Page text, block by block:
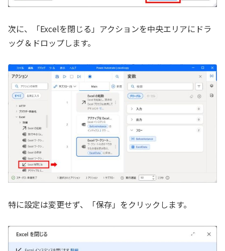
次に、「Excelを閉じる」アクションを中央エリアにドラ
ッグ＆ドロップします。
特に設定は変更せず、「保存」をクリックします。